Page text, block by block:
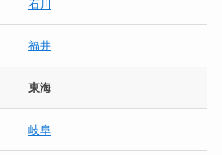
石川
福井
東海
岐阜